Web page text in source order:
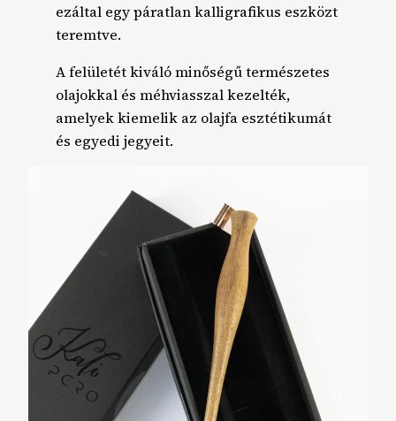
ezáltal egy páratlan kalligrafikus eszközt
teremtve.
A felületét kiváló minőségű természetes
olajokkal és méhviasszal kezelték,
amelyek kiemelik az olajfa esztétikumát
és egyedi jegyeit.